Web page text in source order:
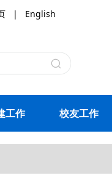
| English
工作 校友工作